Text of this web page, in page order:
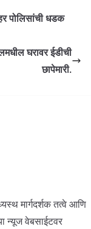
पोलिसांची धडक
घरावर ईडीची
छापेमारी.
मार्गदर्शक तत्वे आणि
न्यूज वेबसाईटवर